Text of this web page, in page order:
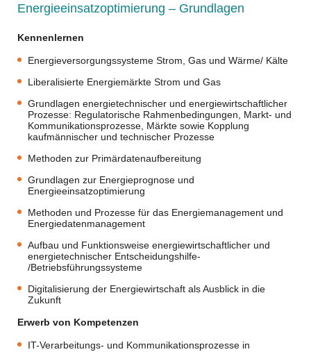
Energieeinsatzoptimierung – Grundlagen
Kennenlernen
Energieversorgungssysteme Strom, Gas und Wärme/ Kälte
Liberalisierte Energiemärkte Strom und Gas
Grundlagen energietechnischer und energiewirtschaftlicher
Prozesse: Regulatorische Rahmenbedingungen, Markt- und
Kommunikationsprozesse, Märkte sowie Kopplung
kaufmännischer und technischer Prozesse
Methoden zur Primärdatenaufbereitung
Grundlagen zur Energieprognose und
Energieeinsatzoptimierung
Methoden und Prozesse für das Energiemanagement und
Energiedatenmanagement
Aufbau und Funktionsweise energiewirtschaftlicher und
energietechnischer Entscheidungshilfe-
/Betriebsführungssysteme
Digitalisierung der Energiewirtschaft als Ausblick in die
Zukunft
Erwerb von Kompetenzen
IT-Verarbeitungs- und Kommunikationsprozesse in